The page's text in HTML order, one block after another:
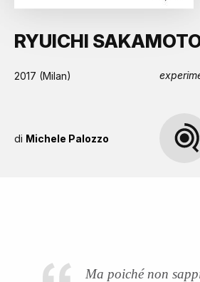
RYUICHI
2017 (Milan)
di Michele Palozzo
Ma poiché non